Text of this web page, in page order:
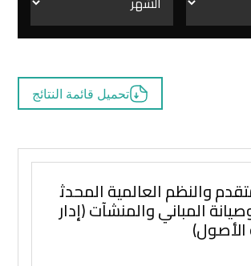
تحميل قائمة النتائج
والنظم العالمية المحدث
المباني والمنشآت (إدار